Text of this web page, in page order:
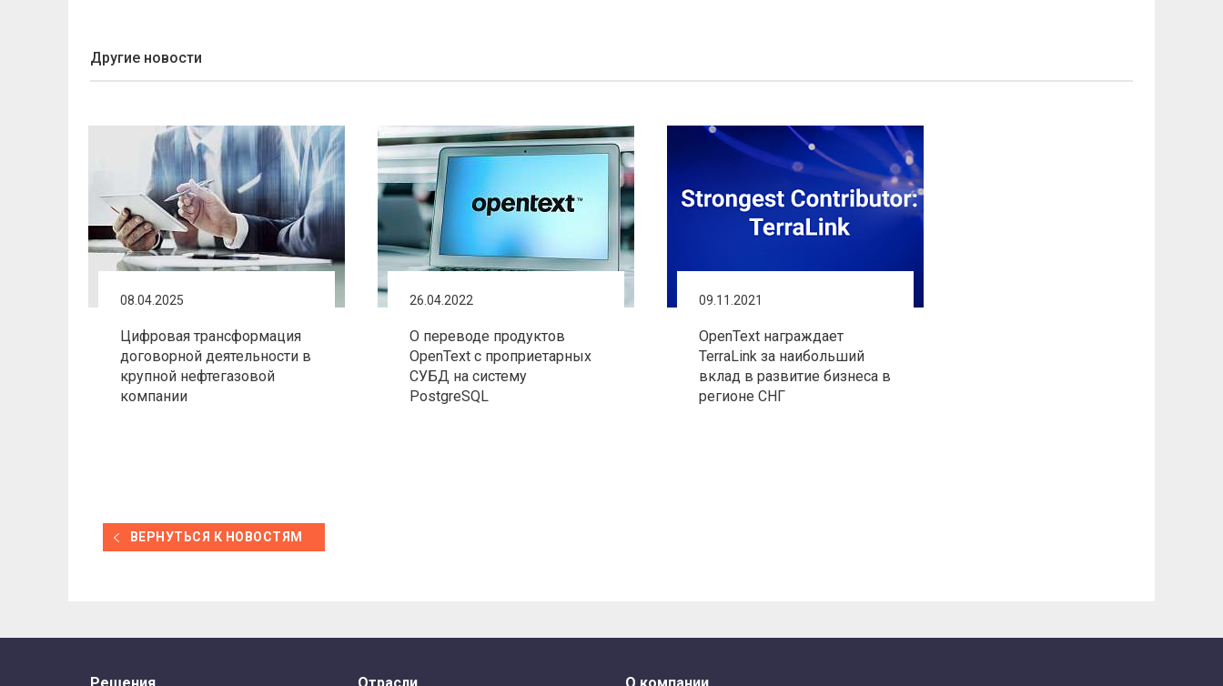
Другие новости
08.04.2025
Цифровая трансформация
договорной деятельности в
крупной нефтегазовой
компании
26.04.2022
О переводе продуктов
OpenText с проприетарных
СУБД на систему
PostgreSQL
09.11.2021
OpenText награждает
TerraLink за наибольший
вклад в развитие бизнеса в
регионе СНГ
ВЕРНУТЬСЯ К НОВОСТЯМ